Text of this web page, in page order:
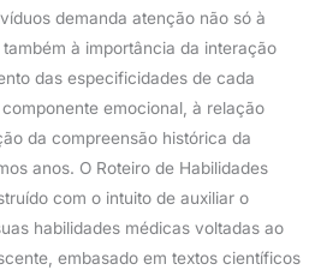
demanda atenção não só à
à importância da interação
das especificidades de cada
emocional, à relação
da compreensão histórica da
anos. O Roteiro de Habilidades
com o intuito de auxiliar o
habilidades médicas voltadas ao
embasado em textos científicos